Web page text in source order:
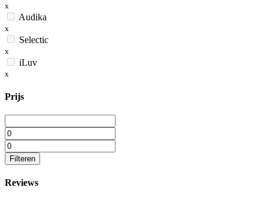
x
Audika
x
Selectic
x
iLuv
x
Prijs
Filteren
Reviews